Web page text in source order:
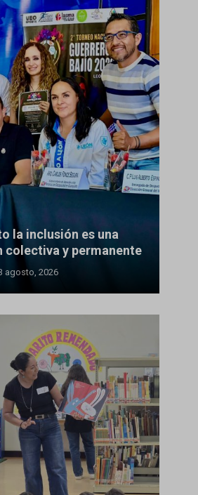
la inclusión es una
colectiva y permanente
agosto, 2026